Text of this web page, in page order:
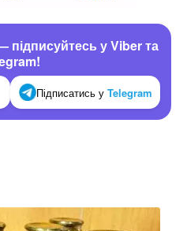
у Viber та
Підписатись у Telegram